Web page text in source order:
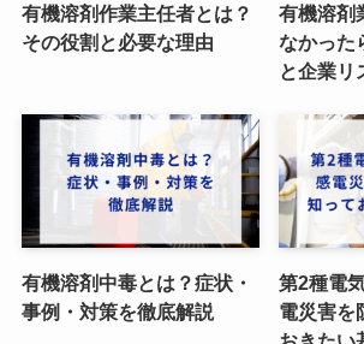
有機溶剤作業主任者とは？
その役割と必要な理由
有機溶剤
なかった
と企業リ
有機溶剤中毒とは？症状・
事例・対策を徹底解説
第2種電
電災害を